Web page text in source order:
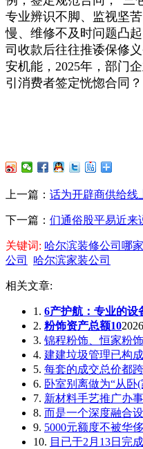
专业辨识不脚、监视坚
慢、维修不及时问题凸
司收款后往往推诿保修
安机能，2025年，部门
引消费者签定恍惚合同？
上一篇： 话为开辟商供给线
下一篇： 们通俗股平易近来
关键词: 哈尔滨装修公司哪
公司
哈尔滨家装公司
相关文章:
1. 6产护航：专业的设
2. 粉饰资产总额10
3. 锦程粉饰、恒家粉
4. 建建垃圾管理已构
5. 每套的成交总价都
6. 卧室别离做为“从卧
7. 新材料手艺推广办
8. 而是一个深度融合
9. 5000元额度不被华侈
10. 目已于2月13日完